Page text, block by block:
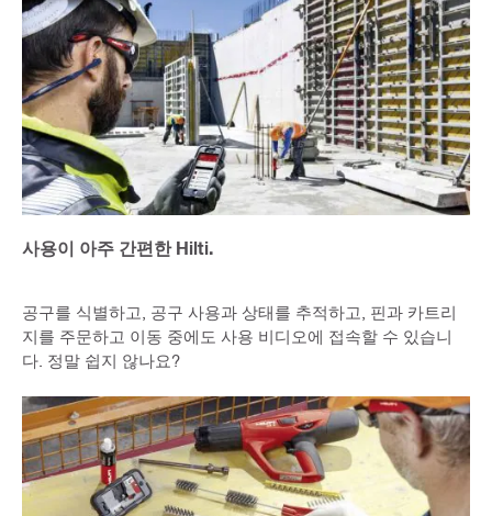
사용이 아주 간편한 Hilti.
공구를 식별하고, 공구 사용과 상태를 추적하고, 핀과 카트리
지를 주문하고 이동 중에도 사용 비디오에 접속할 수 있습니
다. 정말 쉽지 않나요?